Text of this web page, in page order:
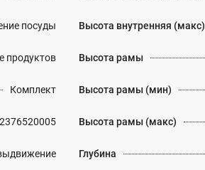
посуды
продуктов
Комплект
2376520005
Высота внутренняя (макс)
Высота рамы
Высота рамы (мин)
Высота рамы (макс)
Глубина